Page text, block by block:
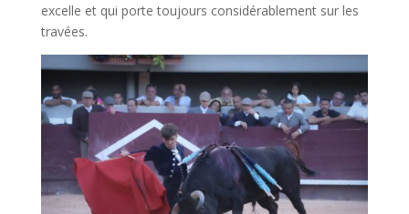
excelle et qui porte toujours considérablement sur les
travées.